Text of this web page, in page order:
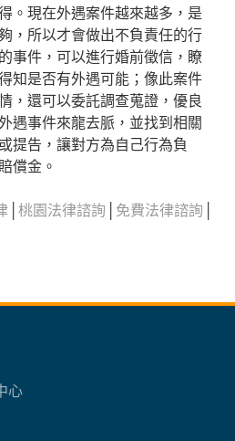
。現在外遇案件越來越多，是
，所以才會做出不負責任的行
事件，可以進行婚前徵信，瞭
知是否有外遇可能；像此案件
，還可以委託調查蒐證，優良
遇事件來龍去脈，並找到相關
提告，讓對方為自己行為負
償金。
桃園法律諮詢 免費法律諮詢
心